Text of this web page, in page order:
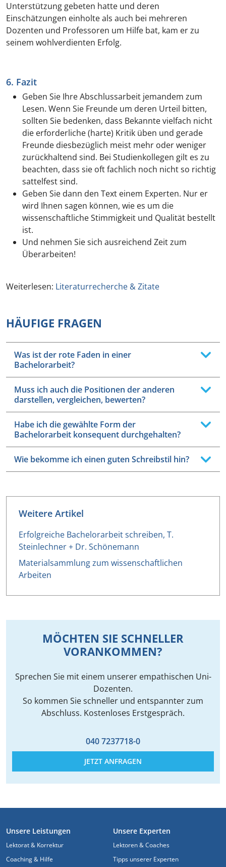
Unterstützung gebeten hatte und deren
Einschätzungen einholte als auch bei mehreren
Dozenten und Professoren um Hilfe bat, kam er zu
seinem wohlverdienten Erfolg.
6. Fazit
Geben Sie Ihre Abschlussarbeit jemandem zum
Lesen. Wenn Sie Freunde um deren Urteil bitten,
sollten Sie bedenken, dass Bekannte vielfach nicht
die erforderliche (harte) Kritik üben und gerade
Freunde diesbezüglich meist mehr oder weniger
zurückhaltend sind. Bei Studienkollegen gilt es zu
beachten, dass sie oft fachlich noch nicht so richtig
sattelfest sind.
Geben Sie dann den Text einem Experten. Nur er
wird Ihnen sagen können, wie es um die
wissenschaftliche Stimmigkeit und Qualität bestellt
ist.
Und nehmen Sie sich ausreichend Zeit zum
Überarbeiten!
Weiterlesen: Literaturrecherche & Zitate
HÄUFIGE FRAGEN
Was ist der rote Faden in einer
Bachelorarbeit?
Muss ich auch die Positionen der anderen
darstellen, vergleichen, bewerten?
Habe ich die gewählte Form der
Bachelorarbeit konsequent durchgehalten?
Wie bekomme ich einen guten Schreibstil hin?
Weitere Artikel
Erfolgreiche Bachelorarbeit schreiben, T.
Steinlechner + Dr. Schönemann
Materialsammlung zum wissenschaftlichen
Arbeiten
MÖCHTEN SIE SCHNELLER
VORANKOMMEN?
Sprechen Sie mit einem unserer empathischen Uni-
Dozenten.
So kommen Sie schneller und entspannter zum
Abschluss. Kostenloses Erstgespräch.
040 7237718-0
JETZT ANFRAGEN
FUSSZEILE
Unsere Leistungen
Lektorat & Korrektur
Coaching & Hilfe
Unsere Experten
Lektoren & Coaches
Tipps unserer Experten